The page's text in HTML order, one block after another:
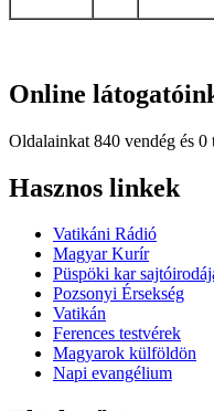
Online
Oldalainkat 840 vendég és 0
Hindi
Blue
سكس
سكس
مترجم
سكس
مصري
Hasznos linkek
Vatikáni Rádió
Magyar Kurír
Püspöki kar
Pozsonyi Érsekség
Vatikán
Ferences testvérek
Magyarok külföldön
Napi evangélium